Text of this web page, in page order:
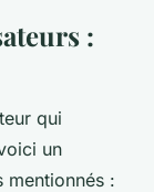
:
qui
un
: